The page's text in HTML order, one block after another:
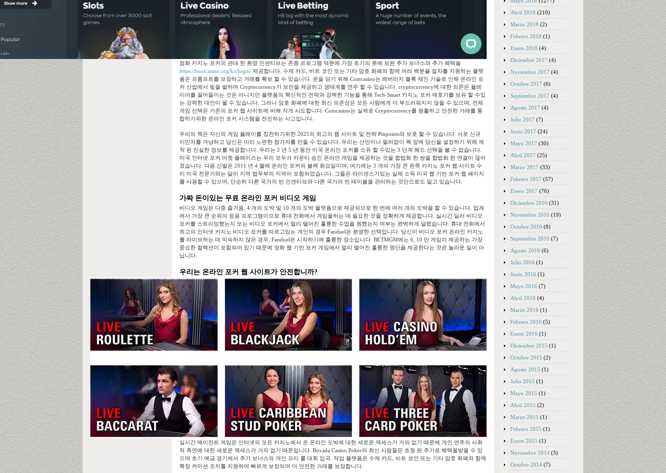
점화 카지노 포커의 관대 한 환영 인센티브는 존중 프로그램 덕분에 가장 초기의 풋에 보완 추가 보너스와 추가 혜택을
https://booicasino.org/ko/login/ 제공합니다. 수제 카드, 비트 코인 또는 기타 암호 화폐와 함께 여러 백분율 절차를 지원하는 플랫
폼은 프롬프트를 보장하고 거래를 확보 할 수 있습니다. 문을 닫기 위해 Coincasino는 레버리지 블록 체인 기술로 인해 온라인 포
커 산업에서 빛을 발하며 Cryptocurrency가 보안을 제공하고 생태계를 연주 할 수 있습니다. cryptocurrency에 대한 의존은 플레
이어를 끌어들이는 것은 아니지만 플랫폼의 혁신적인 전략과 강력한 기능을 통해 Tech-Smart 카지노 포커 애호가를 보유 할 수있
는 강력한 대안이 될 수 있습니다. 그러나 암호 화폐에 대한 최신 의존성은 모든 사람에게 더 부드러워지지 않을 수 있으며, 전체
게임 선택은 기존의 포커 웹 사이트에 비해 작게 시도합니다. Coincasino는 실제로 Cryptocurrency를 원활하고 안전한 거래를 통
합하기위한 온라인 포커 시스템을 전진하는 사고입니다.
우리의 책은 자신의 게임 플레이를 칭찬하기위한 2025의 최고의 웹 사이트 및 전략 Pinpoints와 보호 할 수 있습니다. 서로 신규
이민자를 겨냥하고 당신은 미리 노련한 참가자를 만들 수 있습니다. 우리는 산만이나 필러없이 팩 앞에 당신을 설정하기 위해 제
작 된 진실한 정보를 제공합니다. 우리는 2 년 5 년 동안 미국 온라인 포커를 소유 할 수있는 3 단계 헤드 선택을 볼 수 없습니다.
미국 인터넷 포커 마켓 플레이스는 우리 모두가 카운티 승인 온라인 게임을 제공하는 것을 합법화 한 쌍을 합법화 한 연결이 끊어
졌습니다. 다음 신발은 2011 년 4 월에 온라인 포커의 블랙 화요일이며, 여기에는 3 개의 가장 큰 왼쪽 카지노 포커 웹 사이트 수
리 미국 전문가와는 달리 지역 법무부의 지역이 포함되었습니다. 그들은 라이센스가있는 실제 소득 미국 웹 기반 포커 웹 페이지
를 사용할 수 있으며, 단순히 다른 국가의 빈 인센티브와 다른 국가의 빈 테이블을 관리하는 것만으로도 알고 있습니다.
가짜 돈이있는 무료 온라인 포커 비디오 게임
비디오 게임은 다중 즐거움, 4 개의 도박 및 10 개의 도박 플랫폼으로 제공되므로 한 번에 여러 개의 도박을 할 수 있습니다. 업계
에서 가장 큰 순위의 응용 프로그램이므로 휴대 전화에서 게임을하는 데 필요한 것을 정확하게 제공합니다. 실시간 딜러 비디오
포커를 스트리밍했는지 또는 비디오 포커에서 멀리 떨어진 훌륭한 수업을 원했는지 여부는 완벽하게 달렸습니다. 휴대 전화에서
최고의 인터넷 카지노 비디오 포커를 따르고있는 개인의 경우 Fanduel은 분명한 선택입니다. 당신이 비디오 포커 온라인 카지노
를 라이브하는 데 익숙하지 않은 경우, Fanduel은 시작하기에 훌륭한 장소입니다. BETMGM에는 6, 10 만 게임이 제공하는 가장
중요한 컬렉션이 포함되어 있기 때문에 영화 웹 기반 포커 게임에서 멀리 떨어진 훌륭한 명단을 제공한다는 것은 놀라운 일이 아
닙니다.
우리는 온라인 포커 웹 사이트가 안전합니까?
실시간 에이전트 게임은 인터넷의 모든 카지노에서 온 온라인 도박에 대한 새로운 액세스가 거의 없기 때문에 개인 연주의 사회
적 측면에 대한 새로운 액세스가 거의 없기 때문입니다. Bovada Casino Poker의 최신 사람들은 초청 된 추가로 혜택을받을 수 있
으며 초기 예금 경기에서 추가 보너스와 개인 프리 롤 대회 입국. 작업 플랫폼은 수제 카드, 비트 코인 또는 기타 암호 화폐와 함께
특정 커미션 조치를 지원하여 빠르게 보장되며 더 안전한 거래를 보장합니다.
Abril 2018 (210)
Marzo 2018 (2)
Febrero 2018 (1)
Enero 2018 (4)
Diciembre 2017 (4)
Noviembre 2017 (4)
Octubre 2017 (6)
Septiembre 2017 (4)
Agosto 2017 (4)
Julio 2017 (7)
Junio 2017 (24)
Mayo 2017 (30)
Abril 2017 (25)
Marzo 2017 (33)
Febrero 2017 (57)
Enero 2017 (76)
Diciembre 2016 (31)
Noviembre 2016 (19)
Octubre 2016 (8)
Septiembre 2016 (7)
Agosto 2016 (6)
Julio 2016 (1)
Junio 2016 (1)
Mayo 2016 (7)
Abril 2016 (4)
Marzo 2016 (1)
Febrero 2016 (5)
Enero 2016 (1)
Diciembre 2015 (1)
Octubre 2015 (2)
Agosto 2015 (1)
Julio 2015 (1)
Mayo 2015 (1)
Abril 2015 (2)
Marzo 2015 (1)
Febrero 2015 (1)
Enero 2015 (1)
Noviembre 2014 (3)
Octubre 2014 (7)